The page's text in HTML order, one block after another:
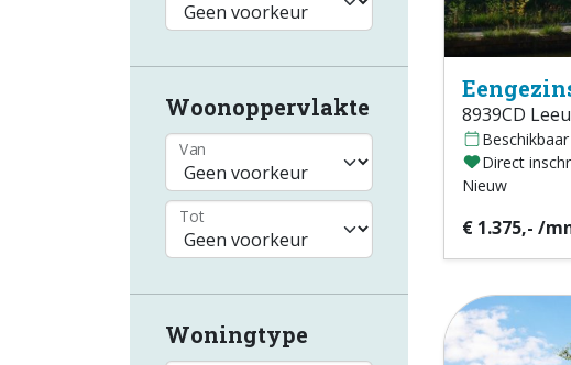
Woonoppervlakte
Van
Tot
Woningtype
8939CD
Direct
Nieuw
€ 1.375,- /